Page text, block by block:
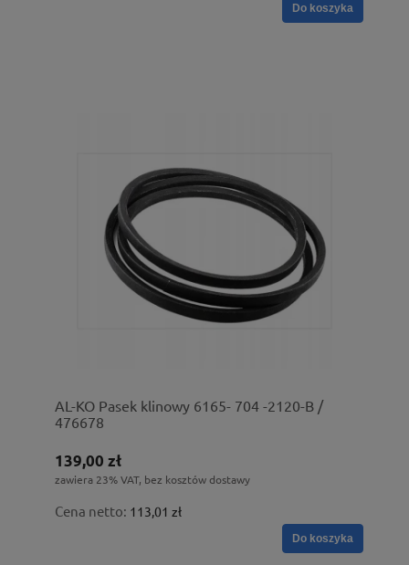
Do koszyka
AL-KO Pasek klinowy 6165- 704 -2120-B /
476678
139,00 zł
zawiera 23% VAT, bez kosztów dostawy
Cena netto: 113,01 zł
Do koszyka